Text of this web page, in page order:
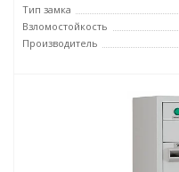
Тип замка
Взломостойкость
Производитель